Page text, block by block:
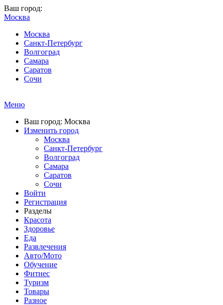
Ваш город:
Москва
Москва
Санкт-Петербург
Волгоград
Самара
Саратов
Сочи
Меню
Ваш город: Москва
Изменить город
Москва
Санкт-Петербург
Волгоград
Самара
Саратов
Сочи
Войти
Регистрация
Разделы
Красота
Здоровье
Еда
Развлечения
Авто/Мото
Обучение
Фитнес
Туризм
Товары
Разное